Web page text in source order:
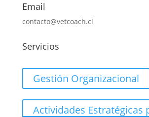
Email
contacto@vetcoach.cl
Servicios
Gestión Organizacional
Actividades Estratégicas